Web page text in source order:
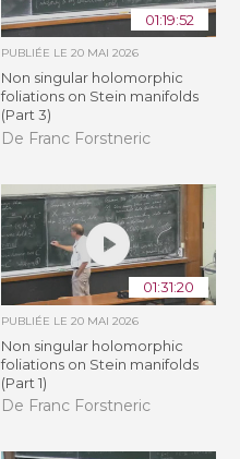
01:19:52
PUBLIÉE LE 20 MAI 2026
Non singular holomorphic
foliations on Stein manifolds
(Part 3)
De Franc Forstneric
01:31:20
PUBLIÉE LE 20 MAI 2026
Non singular holomorphic
foliations on Stein manifolds
(Part 1)
De Franc Forstneric